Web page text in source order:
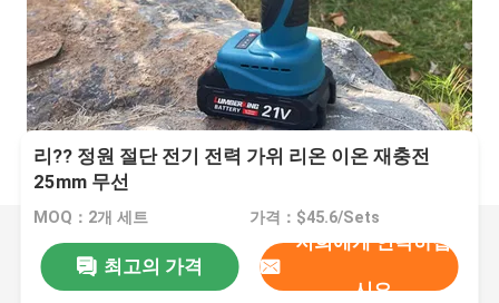
리?? 정원 절단 전기 전력 가위 리온 이온 재충전
25mm 무선
MOQ：2개 세트 가격：$45.6/Sets
최고의 가격
저희에게 연락하십
시오